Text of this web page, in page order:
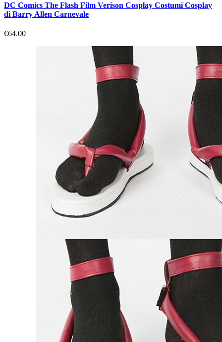
DC Comics The Flash Film Verison Cosplay Costumi Cosplay
di Barry Allen Carnevale
€64.00